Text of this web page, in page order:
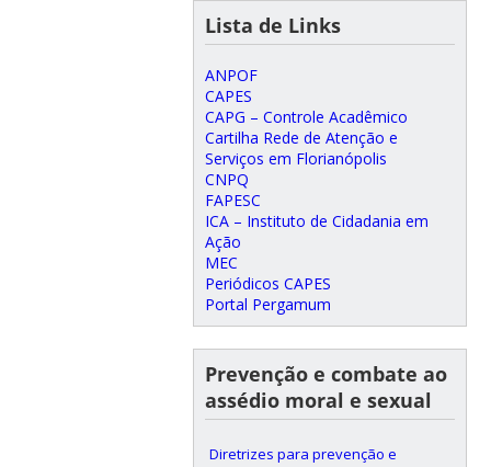
Lista de Links
ANPOF
CAPES
CAPG – Controle Acadêmico
Cartilha Rede de Atenção e
Serviços em Florianópolis
CNPQ
FAPESC
ICA – Instituto de Cidadania em
Ação
MEC
Periódicos CAPES
Portal Pergamum
Prevenção e combate ao
assédio moral e sexual
Diretrizes para prevenção e